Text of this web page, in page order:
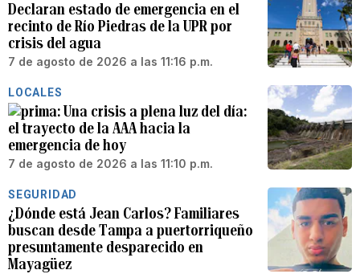
Declaran estado de emergencia en el
recinto de Río Piedras de la UPR por
crisis del agua
7 de agosto de 2026 a las 11:16 p.m.
LOCALES
Una crisis a plena luz del día:
el trayecto de la AAA hacia la
emergencia de hoy
7 de agosto de 2026 a las 11:10 p.m.
SEGURIDAD
¿Dónde está Jean Carlos? Familiares
buscan desde Tampa a puertorriqueño
presuntamente desparecido en
Mayagüez